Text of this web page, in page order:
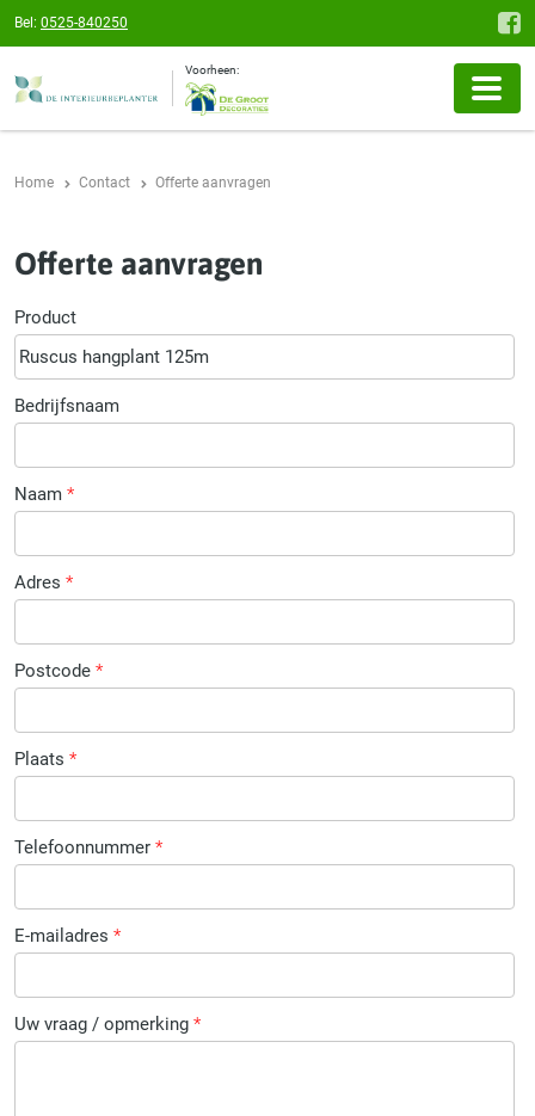
Bel: 0525-840250
Voorheen:
Home Contact Offerte aanvragen
Offerte aanvragen
Product
Bedrijfsnaam
Naam *
Adres *
Postcode *
Plaats *
Telefoonnummer *
E-mailadres *
Uw vraag / opmerking *